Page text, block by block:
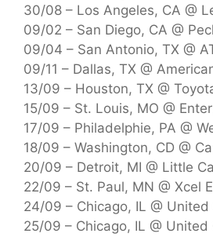
30/08 – Los Angeles, CA @
09/02 – San Diego, CA @
09/04 – San Antonio, TX @
09/11 – Dallas, TX @
13/09 – Houston, TX @
15/09 – St. Louis, MO @
17/09 – Philadelphie, PA @
18/09 – Washington, CD @
20/09 – Detroit, MI @ Little
22/09 – St. Paul, MN @ Xcel
24/09 – Chicago, IL @ United
25/09 – Chicago, IL @ United